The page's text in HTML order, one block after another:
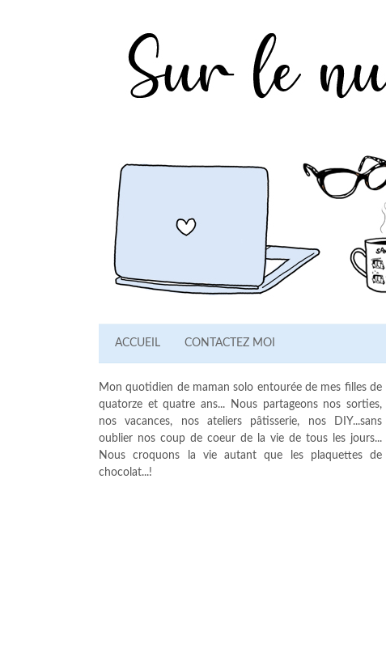
ACCUEIL CONTACTEZ MOI
Mon quotidien de maman solo entourée de mes filles de
quatorze et quatre ans... Nous partageons nos sorties,
nos vacances, nos ateliers pâtisserie, nos DIY...sans
oublier nos coup de coeur de la vie de tous les jours...
Nous croquons la vie autant que les plaquettes de
chocolat...!